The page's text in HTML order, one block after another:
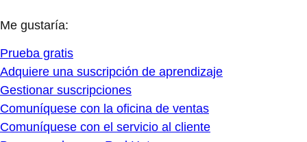
Me gustaría:
Prueba gratis
Adquiere una suscripción de aprendizaje
Gestionar suscripciones
Comuníquese con la oficina de ventas
Comuníquese con el servicio al cliente